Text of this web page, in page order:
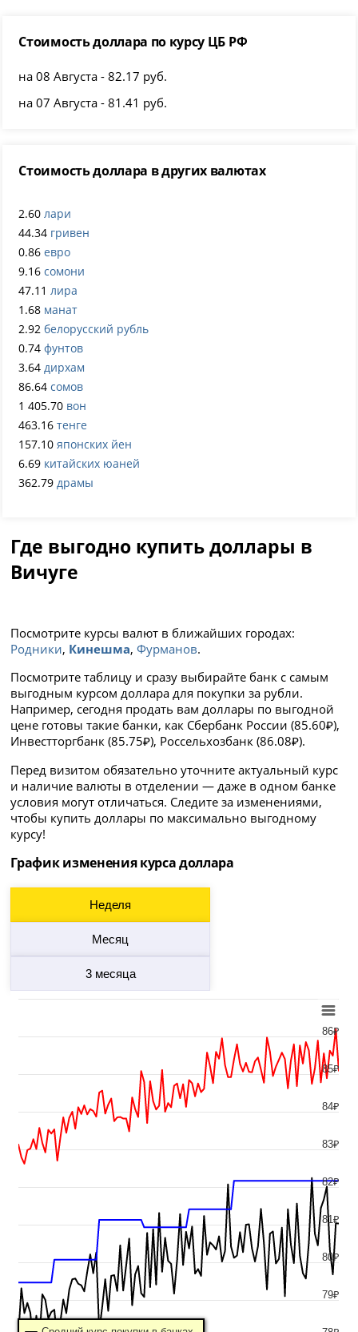
Стоимость доллара по курсу ЦБ РФ
на 08 Августа - 82.17 руб.
на 07 Августа - 81.41 руб.
Стоимость доллара в других валютах
2.60лари
44.34 гривен
0.86евро
9.16сомони
47.11лира
1.68 манат
2.92белорусский рубль
0.74фунтов
3.64дирхам
86.64сомов
1 405.70 вон
463.16тенге
157.10японских йен
6.69 китайских юаней
362.79драмы
Где выгодно купить доллары в
Вичуге
Посмотрите курсы валют в ближайших городах:
Родники, Кинешма,Фурманов.
Посмотрите таблицу и сразу выбирайте банк с самым
выгодным курсом доллара для покупки за рубли.
Например, сегодня продать вам доллары по выгодной
цене готовы такие банки, как Сбербанк России (85.60₽),
Инвестторгбанк (85.75₽), Россельхозбанк (86.08₽).
Перед визитом обязательно уточните актуальный курс
и наличие валюты в отделении — даже в одном банке
условия могут отличаться. Следите за изменениями,
чтобы купить доллары по максимально выгодному
курсу!
График изменения курса доллара
Неделя
Месяц
3 месяца
79₽
80₽
81₽
82₽
83₽
84₽
85₽
86₽